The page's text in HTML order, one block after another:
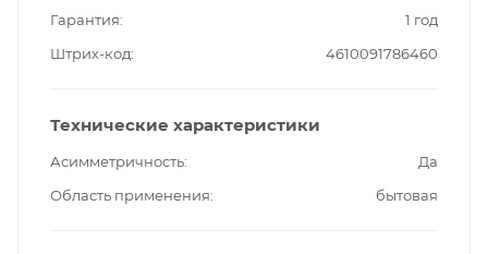
Гарантия
1 год
Штрих-код
4610091786460
Технические характеристики
Асимметричность
Да
Область применения
бытовая